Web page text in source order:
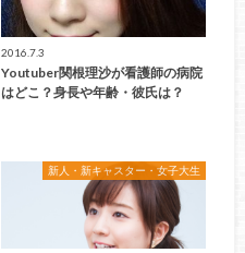
2016.7.3
Youtuber関根理沙が看護師の病院
はどこ？身長や年齢・彼氏は？
新人・新キャスター・女子大生